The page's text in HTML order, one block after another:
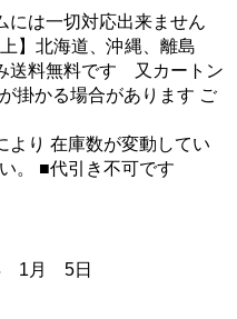
には一切対応出来ません
】北海道、沖縄、離島
送料無料です 又カートン
掛かる場合があります ご
より 在庫数が変動してい
。 ■代引き不可です
1月 5日